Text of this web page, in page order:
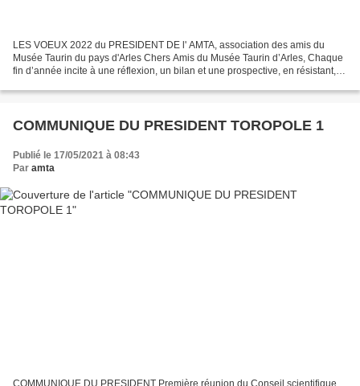
LES VOEUX 2022 du PRESIDENT DE l' AMTA, association des amis du
Musée Taurin du pays d'Arles Chers Amis du Musée Taurin d’Arles, Chaque
fin d’année incite à une réflexion, un bilan et une prospective, en résistant, si
COMMUNIQUE DU PRESIDENT TOROPOLE 1
Publié le 17/05/2021 à 08:43
Par amta
COMMUNIQUE DU PRESIDENT Première réunion du Conseil scientifique